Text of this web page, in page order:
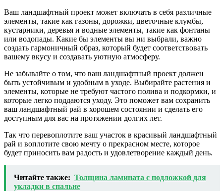
Ваш ландшафтный проект может включать в себя различные
элементы, такие как газоны, дорожки, цветочные клумбы,
кустарники, деревья и водные элементы, такие как фонтаны
или водопады. Какие бы элементы вы ни выбрали, важно
создать гармоничный образ, который будет соответствовать
вашему вкусу и создавать уютную атмосферу.
Не забывайте о том, что ваш ландшафтный проект должен
быть устойчивым и удобным в уходе. Выбирайте растения и
элементы, которые не требуют частого полива и подкормки, и
которые легко поддаются уходу. Это поможет вам сохранить
ваш ландшафтный рай в хорошем состоянии и сделать его
доступным для вас на протяжении долгих лет.
Так что перевоплотите ваш участок в красивый ландшафтный
рай и воплотите свою мечту о прекрасном месте, которое
будет приносить вам радость и удовлетворение каждый день.
Читайте также: Толщина ламината с подложкой для
укладки в спальне